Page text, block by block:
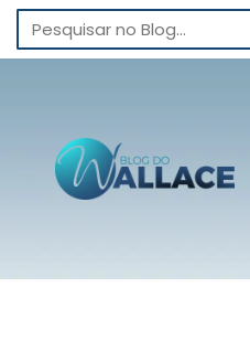
Pular
conteúdo